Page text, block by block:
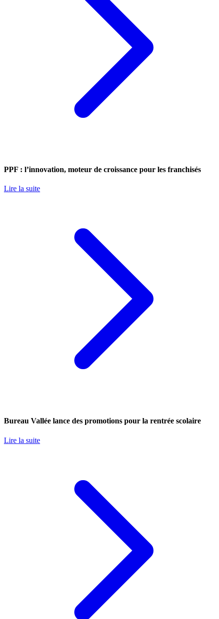
PPF : l’innovation, moteur de croissance pour les franchisés
Lire la suite
Bureau Vallée lance des promotions pour la rentrée scolaire
Lire la suite